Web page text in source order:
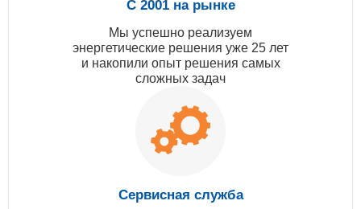
С 2001 на рынке
Мы успешно реализуем
энергетические решения уже 25 лет
и накопили опыт решения самых
сложных задач
Сервисная служба